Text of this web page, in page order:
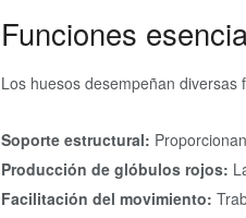
Funciones
Los huesos desempeñan
Soporte estructural:
Producción de glóbulos rojos:
Facilitación del movimiento: